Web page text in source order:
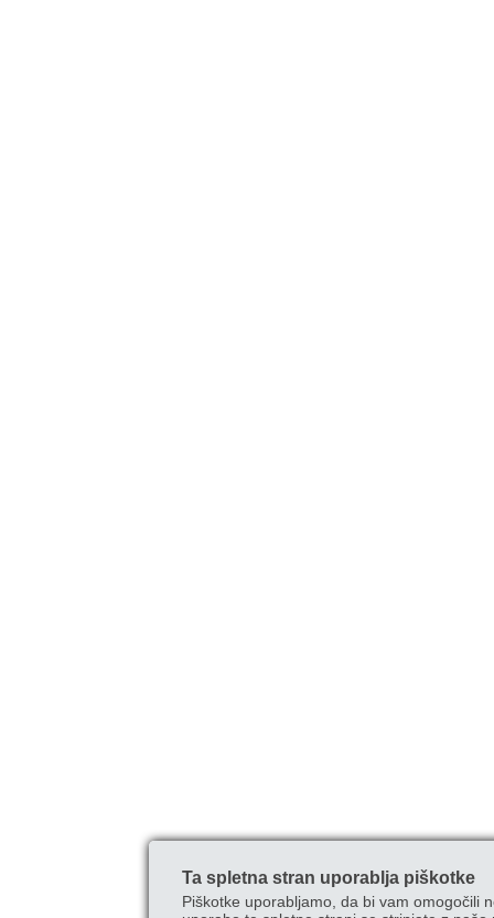
Ta spletna stran uporablja piškotke
Piškotke uporabljamo, da bi vam omogočili